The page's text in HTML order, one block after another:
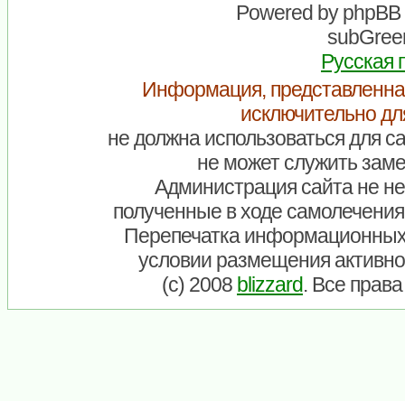
Powered byphpBB
Русская
Информация,
исключительно
не должна использоваться для
не может служить
Администрация сайта не
полученные в ходе
Перепечатка
условии размещения
(c) 2008 blizzard. Все